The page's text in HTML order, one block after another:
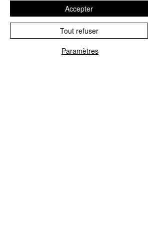
Carte MicroSD (incluse selon
pack)
Paramètres
Tout refuser
Accepter